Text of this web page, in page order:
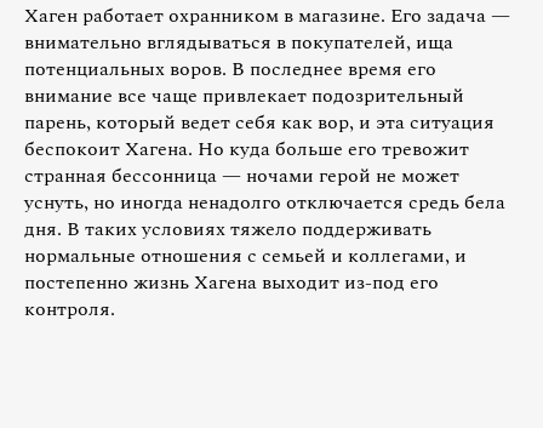
Хаген работает охранником в магазине. Его задача —
внимательно вглядываться в покупателей, ища
потенциальных воров. В последнее время его
внимание все чаще привлекает подозрительный
парень, который ведет себя как вор, и эта ситуация
беспокоит Хагена. Но куда больше его тревожит
странная бессонница — ночами герой не может
уснуть, но иногда ненадолго отключается средь бела
дня. В таких условиях тяжело поддерживать
нормальные отношения с семьей и коллегами, и
постепенно жизнь Хагена выходит из-под его
контроля.